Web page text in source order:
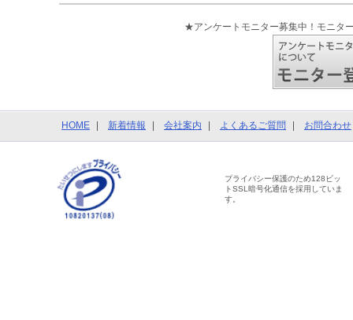
★アンケートモニター募集中！モニタ
HOME 新着情報 会社案内 よくあるご質問 お問合わせ
プライバシー保護のため128ビッ
トSSL暗号化通信を採用していま
す。